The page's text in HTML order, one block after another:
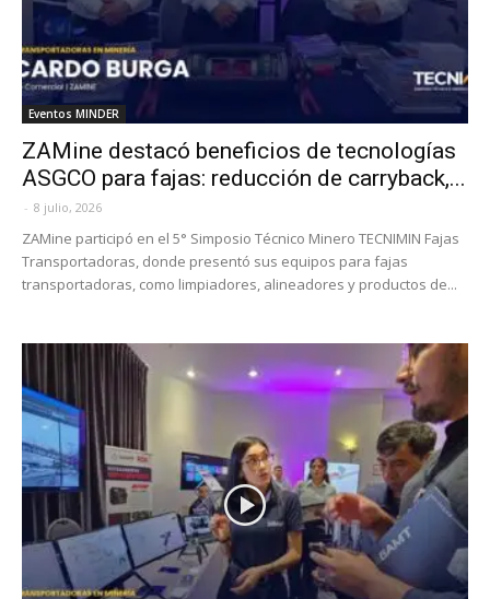
Eventos MINDER
ZAMine destacó beneficios de tecnologías
ASGCO para fajas: reducción de carryback,...
- 8 julio, 2026
ZAMine participó en el 5° Simposio Técnico Minero TECNIMIN Fajas
Transportadoras, donde presentó sus equipos para fajas
transportadoras, como limpiadores, alineadores y productos de...